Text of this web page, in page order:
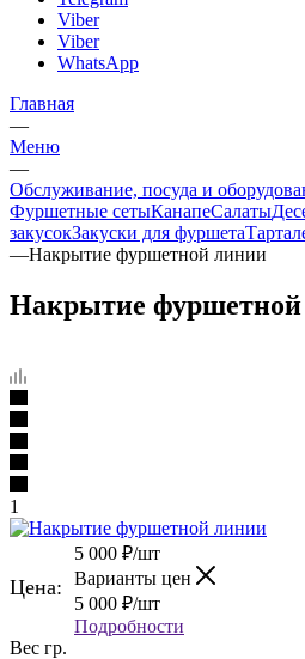
Viber
Viber
WhatsApp
Главная
—
Меню
—
Обслуживание, посуда и
Фуршетные сетыКанапеСалаты
закусокЗакуски для фуршета
—Накрытие фуршетной линии
Накрытие
1
Цена:
5 000 ₽/шт
Варианты цен
5 000 ₽/шт
Подробности
Вес гр.